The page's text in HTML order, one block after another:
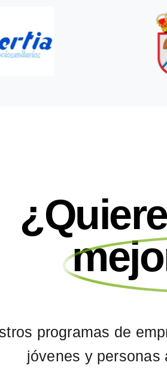
programas de
jóvenes y personas